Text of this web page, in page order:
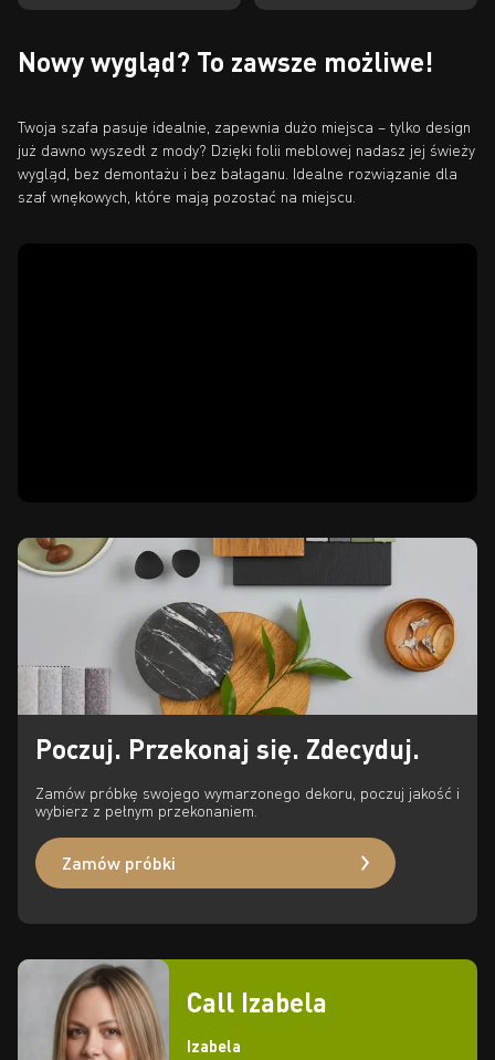
Nowy wygląd? To zawsze możliwe!
Twoja szafa pasuje idealnie, zapewnia dużo miejsca – tylko design
już dawno wyszedł z mody? Dzięki folii meblowej nadasz jej świeży
wygląd, bez demontażu i bez bałaganu. Idealne rozwiązanie dla
szaf wnękowych, które mają pozostać na miejscu.
Poczuj. Przekonaj się. Zdecyduj.
Zamów próbkę swojego wymarzonego dekoru, poczuj jakość i
wybierz z pełnym przekonaniem.
Zamów próbki
Call Izabela
Izabela